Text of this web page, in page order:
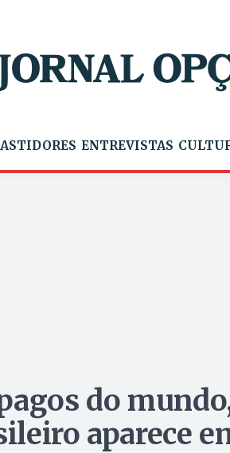
ENTREVISTAS
do
aparece